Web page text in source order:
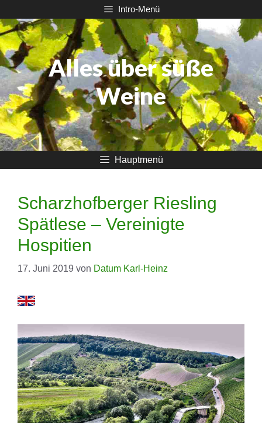
Inhalt
springen
Intro-Menü
Alles über süße
Weine
Hauptmenü
Scharzhofberger Riesling
Spätlese – Vereinigte
Hospitien
17. Juni 2019 von Datum Karl-Heinz